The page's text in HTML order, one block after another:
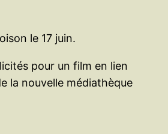
le 17 juin.
pour un film en lien
la nouvelle médiathèque